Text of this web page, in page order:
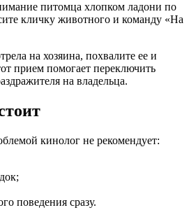
питомца хлопком ладони по
кличку животного и команду «На
на хозяина, похвалите ее и
прием помогает переключить
на владельца.
кинолог не рекомендует:
поведения сразу.